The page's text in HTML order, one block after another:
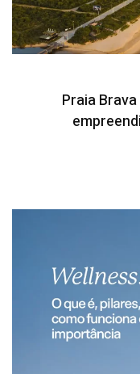
Praia